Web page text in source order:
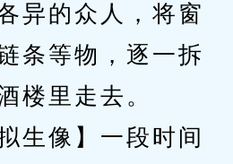
异的众人，将窗
条等物，逐一拆
楼里走去。
像】一段时间